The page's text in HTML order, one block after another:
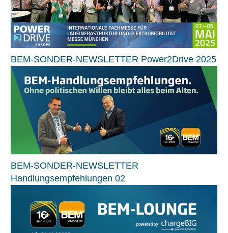
BEM-SONDER-NEWSLETTER Power2Drive 2025
BEM-SONDER-NEWSLETTER
Handlungsempfehlungen 02